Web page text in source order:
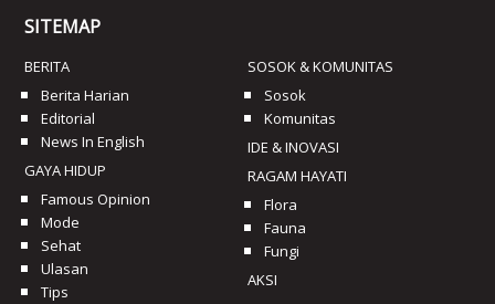
SITEMAP
BERITA
Berita Harian
Editorial
News In English
GAYA HIDUP
Famous Opinion
Mode
Sehat
Ulasan
Tips
SOSOK & KOMUNITAS
Sosok
Komunitas
IDE & INOVASI
RAGAM HAYATI
Flora
Fauna
Fungi
AKSI